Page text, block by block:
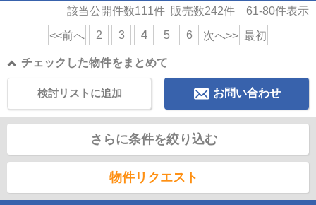
該当公開件数111件 販売数242件 61-80件表示
<<前へ 2 3 4 5 6 次へ>> 最初
チェックした物件をまとめて
お問い合わせ
検討リストに追加
さらに条件を絞り込む
物件リクエスト